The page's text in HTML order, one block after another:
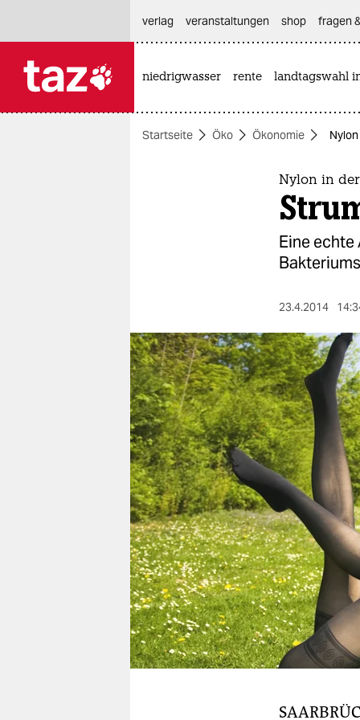
themen
berlin
nord
wahrheit
verlag
verlag
veranstaltungen
shop
fragen & hilfe
unterstützen
abo
verlag
veranstaltungen shop fragen
niedrigwasser rente landtagswahl
Startseite Öko Ökonomie
Nylon in
Eine
23.4.2014